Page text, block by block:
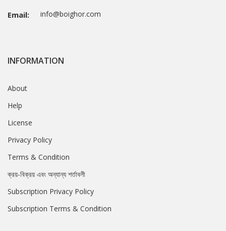
Email: info@boighor.com
INFORMATION
About
Help
License
Privacy Policy
Terms & Condition
ক্রয়-বিক্রয় এবং অন্যান্য শর্তাবলী
Subscription Privacy Policy
Subscription Terms & Condition